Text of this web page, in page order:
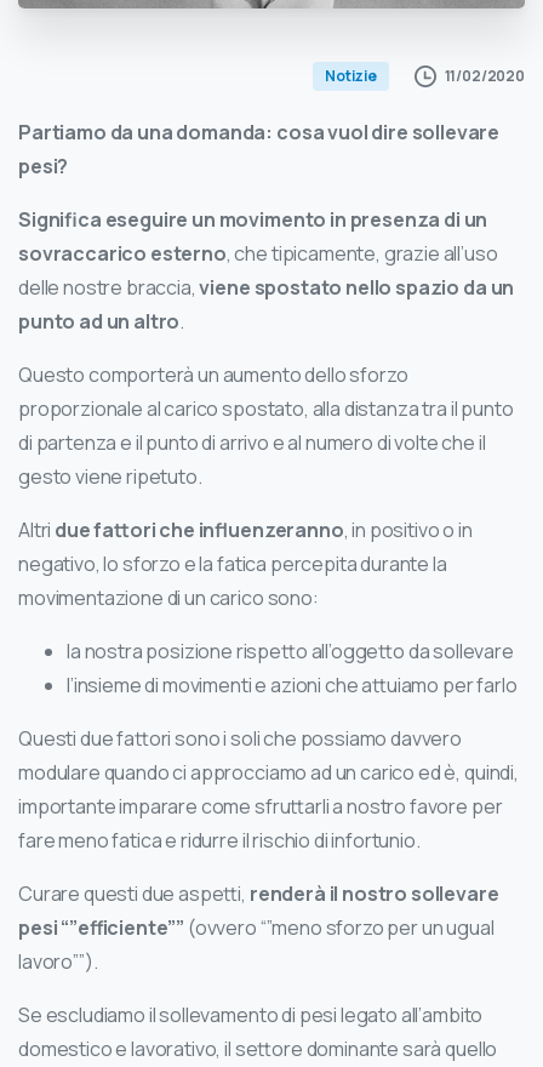
Notizie 11/02/2020
Partiamo da una domanda: cosa vuol dire sollevare
pesi?
Significa eseguire un movimento in presenza di un
sovraccarico esterno, che tipicamente, grazie all’uso
delle nostre braccia,viene spostato nello spazio da un
punto ad un altro.
Questo comporterà un aumento dello sforzo
proporzionale al carico spostato, alla distanza tra il punto
di partenza e il punto di arrivo e al numero di volte che il
gesto viene ripetuto.
Altri due fattori che influenzeranno, in positivo o in
negativo, lo sforzo e la fatica percepita durante la
movimentazione di un carico sono:
la nostra posizione rispetto all’oggetto da sollevare
l’insieme di movimenti e azioni che attuiamo per farlo
Questi due fattori sono i soli che possiamo davvero
modulare quando ci approcciamo ad un carico ed è, quindi,
importante imparare come sfruttarli a nostro favore per
fare meno fatica e ridurre il rischio di infortunio.
Curare questi due aspetti, renderà il nostro sollevare
pesi “”efficiente”” (ovvero “”meno sforzo per un ugual
lavoro””).
Se escludiamo il sollevamento di pesi legato all’ambito
domestico e lavorativo, il settore dominante sarà quello